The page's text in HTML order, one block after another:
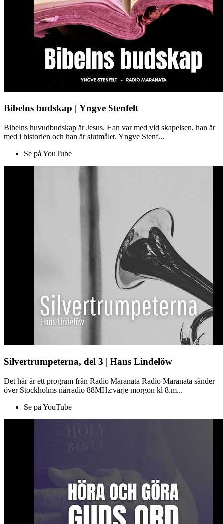
Bibelns budskap | Yngve Stenfelt
Bibelns huvudbudskap är Jesus. Han var med vid skapelsen, han är
med i historien och han är slutmålet. Yngve Stenf...
Se på YouTube
Silvertrumpeterna, del 3 | Hans Lindelöw
Det här är ett program från Radio Maranata Radio Maranata sänder
över Stockholms närradio 88MHz:varje morgon kl 8.m...
Se på YouTube